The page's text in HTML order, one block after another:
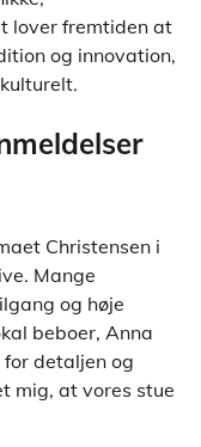
lover fremtiden at
og innovation,
Christensen i
Mange
og høje
beboer, Anna
for detaljen og
mig, at vores stue